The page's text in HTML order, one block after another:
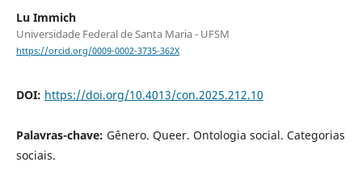
Lu Immich
Universidade Federal de Santa Maria - UFSM
https://orcid.org/0009-0002-3735-362X
DOI: https://doi.org/10.4013/con.2025.212.10
Palavras-chave: Gênero. Queer. Ontologia social. Categorias
sociais.